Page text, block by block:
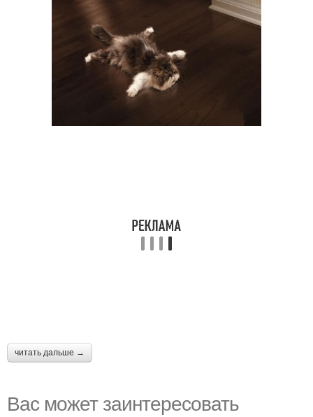
читать дальше →
Вас может заинтересовать